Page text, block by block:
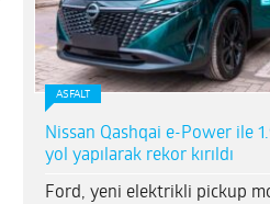
ASFALT
Nissan Qashqai e-Power ile
yol yapılarak rekor kırıldı
Ford, yeni elektrikli pickup